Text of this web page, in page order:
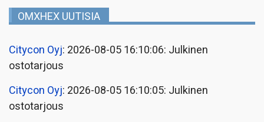
OMXHEX UUTISIA
Citycon Oyj: 2026-08-05 16:10:06: Julkinen
ostotarjous
Citycon Oyj: 2026-08-05 16:10:05: Julkinen
ostotarjous